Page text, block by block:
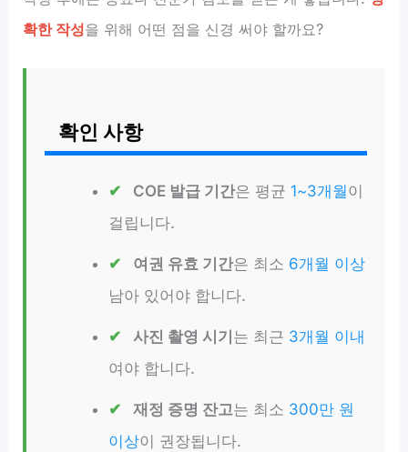
확한 작성을 위해 어떤 점을 신경 써야 할까요?
확인 사항
COE 발급 기간은 평균 1~3개월이
걸립니다.
여권 유효 기간은 최소 6개월 이상
남아 있어야 합니다.
사진 촬영 시기 는 최근 3개월 이내
여야 합니다.
재정 증명 잔고는 최소 300만 원
이상이 권장됩니다.